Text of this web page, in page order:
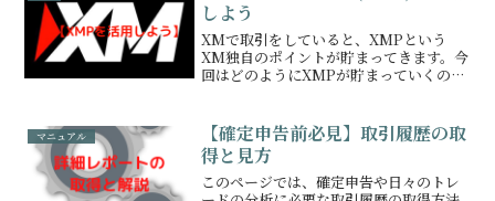
しよう
XMで取引をしていると、XMPという
XM独自のポイントが貯まってきます。今
回はどのようにXMPが貯まっていくの
マニュアル
【確定申告前必見】取引履歴の取
得と見方
このページでは、確定申告や日々のトレ